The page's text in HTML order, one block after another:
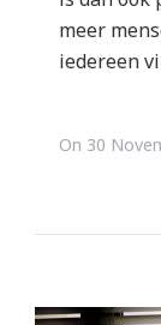
meer
iedereen
On 30